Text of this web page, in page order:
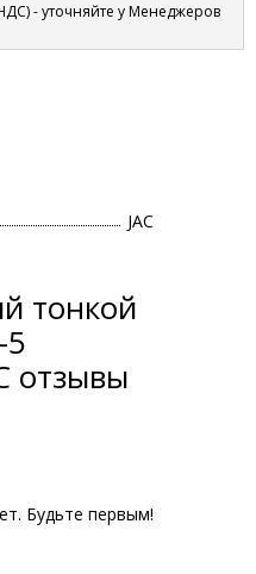
- уточняйте у Менеджеров
JAC
тонкой
отзывы
Будьте первым!